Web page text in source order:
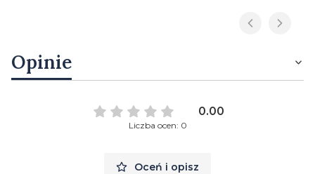
Opinie
0.00
Liczba ocen: 0
Oceń i opisz